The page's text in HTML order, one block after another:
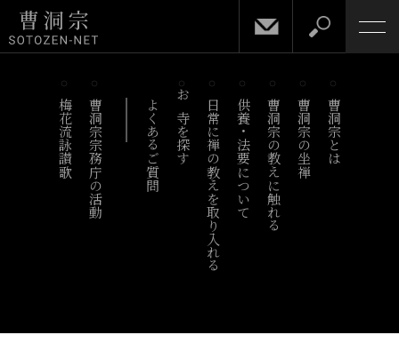
梅花流詠讃歌 曹洞宗宗務庁の活動 よくあるご質問 お寺を探す 日常に禅の教えを取り入れる供養・法要について曹洞宗の教えに触れる 曹洞宗の坐禅 曹洞宗とは